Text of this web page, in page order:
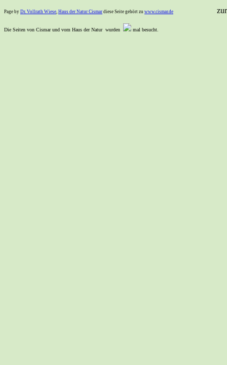
Page by Dr. Vollrath Wiese, Haus der Natur Cismar diese Seite gehört zu www.cismar.de
Die Seiten von Cismar und vom Haus der Natur wurden mal besucht.